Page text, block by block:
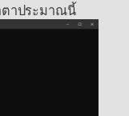
ตาประมาณนี้